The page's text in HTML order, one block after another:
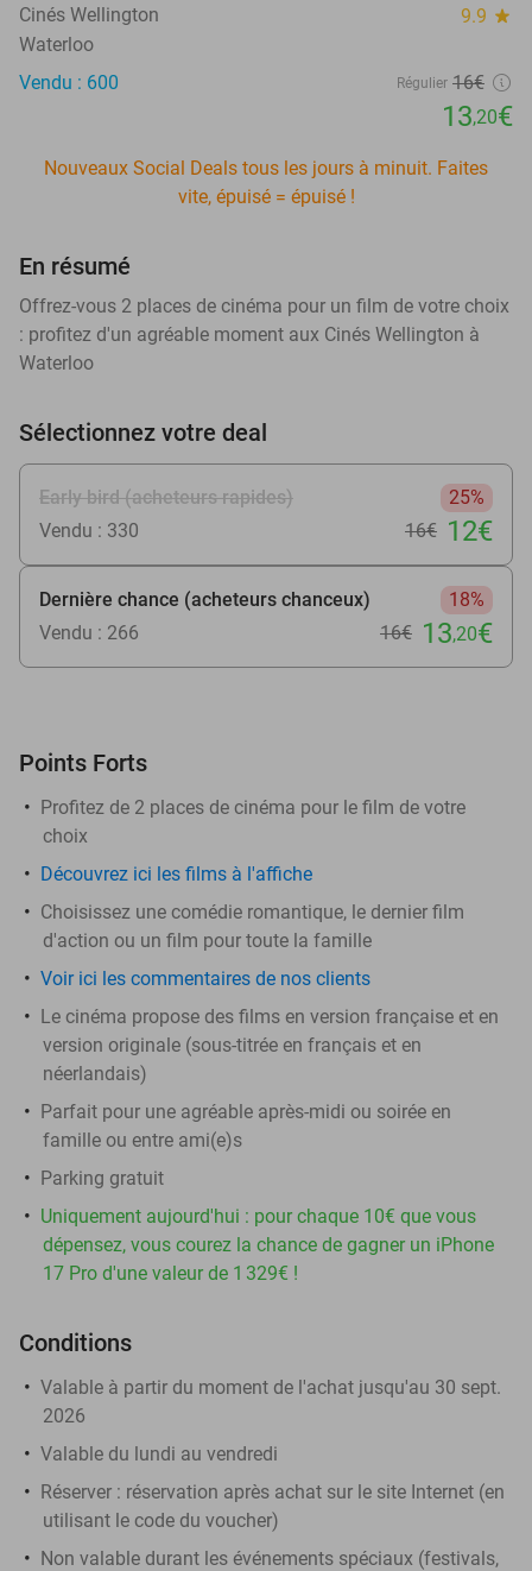
Cinés Wellington 9.9 star
Waterloo
Vendu : 600
Régulier 16€
13,20€
Nouveaux Social Deals tous les jours à minuit. Faites
vite, épuisé = épuisé !
En résumé
Offrez-vous 2 places de cinéma pour un film de votre choix
: profitez d'un agréable moment aux Cinés Wellington à
Waterloo
Sélectionnez votre deal
Early bird (acheteurs rapides)
25%
Vendu : 330
16€ 12€
Dernière chance (acheteurs chanceux)
18%
Vendu : 266
16€ 13,20€
Points Forts
Profitez de 2 places de cinéma pour le film de votre
choix
Découvrez ici les films à l'affiche
Choisissez une comédie romantique, le dernier film
d'action ou un film pour toute la famille
Voir ici les commentaires de nos clients
Le cinéma propose des films en version française et en
version originale (sous-titrée en français et en
néerlandais)
Parfait pour une agréable après-midi ou soirée en
famille ou entre ami(e)s
Parking gratuit
Uniquement aujourd'hui : pour chaque 10€ que vous
dépensez, vous courez la chance de gagner un iPhone
17 Pro d'une valeur de 1 329€ !
Conditions
Valable à partir du moment de l'achat jusqu'au 30 sept.
2026
Valable du lundi au vendredi
Réserver : réservation après achat sur le site Internet (en
utilisant le code du voucher)
Non valable durant les événements spéciaux (festivals,